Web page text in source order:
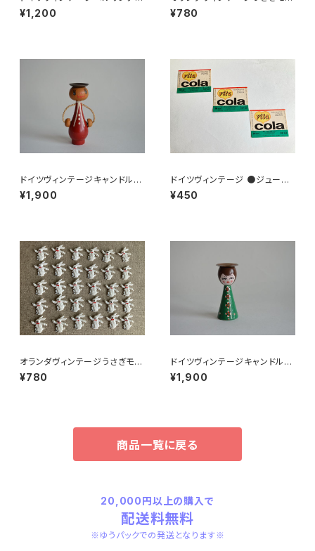
ベア青215
¥1,200
ーフプラパーツ30個セットNo16
2
¥780
ドイツヴィンテージキャンドルホ
ルダーにっこり赤
¥1,900
ドイツヴィンテージ ●ジュース
ラベル3枚組●vitacolaビタコ
ーラ
¥450
オランダヴィンテージうさぎモチ
ーフプラパーツ30個セットNo15
1
¥780
ドイツヴィンテージキャンドルホ
ルダー緑
¥1,900
商品一覧に戻る
20,000円以上の購入で
配送料無料
※ゆうパックでの発送となります※